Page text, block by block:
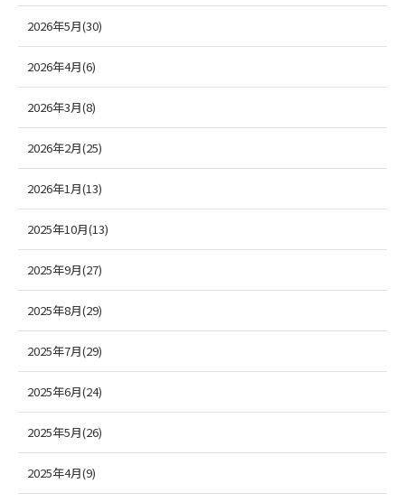
2026年5月(30)
2026年4月(6)
2026年3月(8)
2026年2月(25)
2026年1月(13)
2025年10月(13)
2025年9月(27)
2025年8月(29)
2025年7月(29)
2025年6月(24)
2025年5月(26)
2025年4月(9)